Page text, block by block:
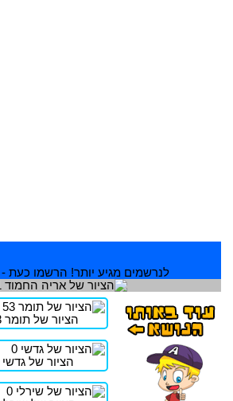
לנרשמים מגיע יותר! הרשמו כעת -
הציור של תומר 53
הציור של גדשי 0